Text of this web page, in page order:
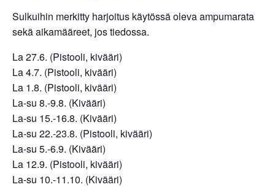
Sulkuihin merkitty harjoitus käytössä oleva ampumarata
sekä aikamääreet, jos tiedossa.
La 27.6. (Pistooli, kivääri)
La 4.7. (Pistooli, kivääri)
La 1.8. (Pistooli, kivääri)
La-su 8.-9.8. (Kivääri)
La-su 15.-16.8. (Kivääri)
La-su 22.-23.8. (Pistooli, kivääri)
La-su 5.-6.9. (Kivääri)
La 12.9. (Pistooli, kivääri)
La-su 10.-11.10. (Kivääri)